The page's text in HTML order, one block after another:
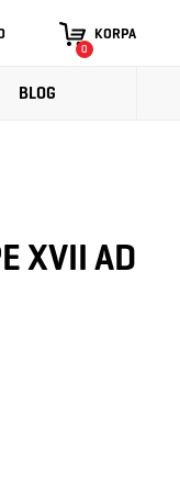
KORPA
0
BLOG
XVII AD